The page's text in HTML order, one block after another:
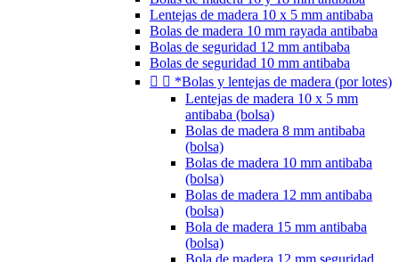
Lentejas de madera 10 x 5 mm antibaba
Bolas de madera 10 mm rayada antibaba
Bolas de seguridad 12 mm antibaba
Bolas de seguridad 10 mm antibaba
  *Bolas y lentejas de madera (por lotes)
Lentejas de madera 10 x 5 mm
antibaba (bolsa)
Bolas de madera 8 mm antibaba
(bolsa)
Bolas de madera 10 mm antibaba
(bolsa)
Bolas de madera 12 mm antibaba
(bolsa)
Bola de madera 15 mm antibaba
(bolsa)
Bola de madera 12 mm seguridad